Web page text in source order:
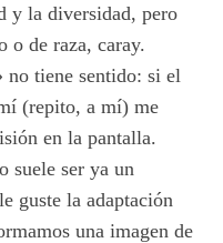
y la diversidad, pero
o de raza, caray.
no tiene sentido: si el
(repito, a mí) me
en la pantalla.
suele ser ya un
guste la adaptación
una imagen de